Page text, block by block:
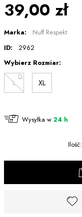
39,00 zł
Marka:
Nuff Respekt
ID:
2962
Wybierz Rozmiar:
L XL
Wysyłka w 24 h
Ilość: